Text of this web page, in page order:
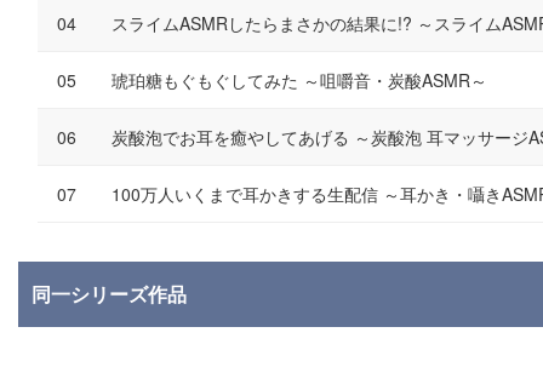
スライムASMRしたらまさかの結果に!? ～スライム
琥珀糖もぐもぐしてみた ～咀嚼音・炭酸ASMR～
炭酸泡でお耳を癒やしてあげる ～炭酸泡 耳マッサージ
100万人いくまで耳かきする生配信 ～耳かき・囁き
同一シリーズ作品